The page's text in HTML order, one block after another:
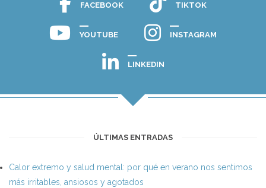
FACEBOOK TIKTOK
YOUTUBE INSTAGRAM
LINKEDIN
ÚLTIMAS ENTRADAS
Calor extremo y salud mental: por qué en verano nos sentimos
más irritables, ansiosos y agotados